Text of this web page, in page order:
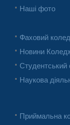
Наші фото
Фаховий
Новини
Студентський
Наукова
Приймальна